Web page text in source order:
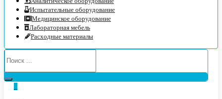
Испытательные оборудование
Медицинское оборудование
Лабораторная мебель
Расходные материалы